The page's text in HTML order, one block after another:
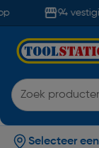
94
Selecteer